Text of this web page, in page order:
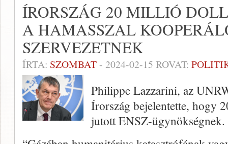
ÍRORSZÁG 20 MILLIÓ
A HAMASSZAL
SZERVEZETNEK
ÍRTA: SZOMBAT- 2024-02-15 ROVAT:
Philippe Lazzarini, az
Írország bejelentette, hogy
jutott ENSZ-ügynökségnek.